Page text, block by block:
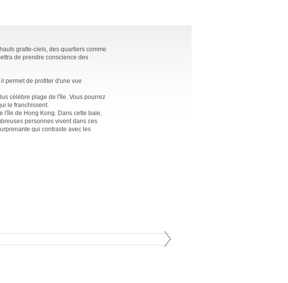
gratte-ciels, des quartiers comme
de prendre conscience des
permet de profiter d'une vue
célèbre plage de l'île. Vous pourrez
le franchissent.
l'île de Hong Kong. Dans cette baie,
personnes vivent dans ces
qui contraste avec les